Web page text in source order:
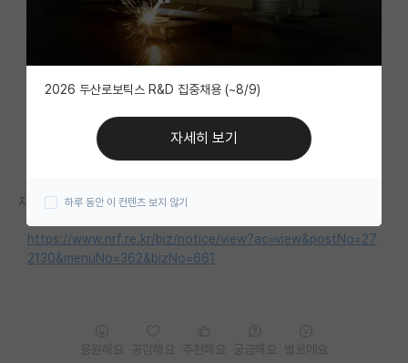
IF 명예의전당
자유 게시판(아무개랩)
미국 유학 게시판
미국 대학원 합격 후기 게시판
대학원 합격 후기 게시판
연구실(PI) 홍보 게시판
자세한 내용은 홈페이지를 참고해주세요.
https://www.nrf.re.kr/biz/notice/view?ac=view&postNo=27
2130&menuNo=362&bizNo=661
2026 두산로보틱스 R&D 집중채용 (~8/9)
자세히 보기
하루 동안 이 컨텐츠 보지 않기